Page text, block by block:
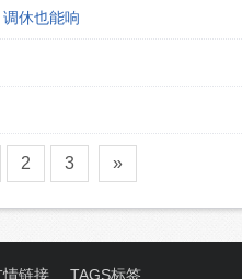
休也能响
2 3 »
情链接 TAGS标签